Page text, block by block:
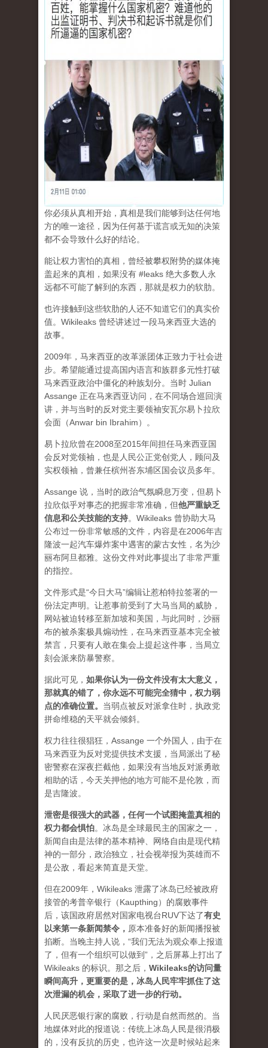
你必须从真相开始，真相是我们能够到达任何地
方的唯一途径，因为任何基于谎言或无知的决策
都不会导致什么好的结论。
能让权力害怕的真相，曾经被攀权附势的媒体掩
盖起来的真相，如果没有 #leaks 绝大多数人永
远都不可能了解到的东西，那就是权力的软肋。
也许接触到这些软肋的人还不知道它们的真实价
值。Wikileaks 曾经讲述过一段马来西亚大选的
故事。
2009年，马来西亚的改革派团体正致力于社会进
步。希望能通过提高国内语言和族群多元性打破
马来西亚政治中僵化的种族划分。当时 Julian
Assange 正在马来西亚访问，在不同场合巡回演
讲，并与当时的反对党主要领袖安瓦尔易卜拉欣
会面（Anwar bin Ibrahim）。
易卜拉欣曾在2008至2015年间担任马来西亚国
会反对党领袖，也是人民公正党创党人，顾问及
实权领袖，曾兼任槟州峇东埔区国会议员多年。
Assange 说，当时的政治气氛瞬息万变，但易卜
拉欣似乎对事态的把握非常准确，但他严重缺乏
信息和公关技能的支持。Wikileaks 曾协助大马
公布过一份非常敏感的文件，内容是在2006年吉
隆波一起汽车爆炸案中遇害的蒙古女性，名为沙
丽布阿旦都雅。这份文件对此事提出了非常严重
的指控。
文件形式是“今日大马”编辑让惹柏特拉签署的一
份法定声明。让惹事前受到了大马当局的威胁，
网站被迫转移至新加坡和美国，与此同时，沙丽
布的被杀案极具煽动性，在马来西亚基本完全被
禁言，只要有人敢在集会上提起这件事，当局立
刻会派来防暴警察。
据此可见， 如果你认为一份文件没有太大意义，
那就真的错了，你永远不可能完全猜中，权力弱
点的准确位置。 当弱点被反对派拿住时，执政党
拼命维稳的天平就会倾斜。
权力往往很猖狂，Assange 一个外国人，由于在
马来西亚为反对党提供技术支援，当局派出了秘
密警察在深夜拦截他，如果没有当地反对派勇敢
相助的话，今天关押他的地方可能不是伦敦，而
是吉隆波。
泄密是很强大的武器，任何一个试图掩盖真相的
权力都会惧怕。 冰岛是全球最民主的国家之一，
新闻自由是法律的基本精神、网络自由是现代精
神的一部分，政治独立，社会视举报为英雄而不
是公敌，看起来简直是天堂。
但在2009年，Wikileaks 泄露了冰岛已经被政府
接管的考普辛银行（Kaupthing）的腐败事件
后，该国政府居然对国家电视台RUV下达了有史
以来第一条新闻禁令 ， 原本准备好的新闻播报被
掐断。当晚主持人说，“我们无法为观众奉上报道
了，但有一个组织可以做到”，之后屏幕上打出了
Wikileaks 的标识。那之后， Wikileaks的访问量
瞬间高升，更重要的是，冰岛人民牢牢抓住了这
次泄漏的机会，采取了进一步的行动。
人民厌恶银行家的腐败，行动是自然而然的。当
地媒体对此的报道说：传统上冰岛人民是很消极
的，没有反抗的历史，也许这一次是时候站起来